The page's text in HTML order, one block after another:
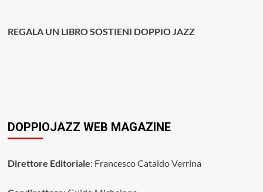
REGALA UN LIBRO SOSTIENI DOPPIO JAZZ
DOPPIOJAZZ WEB MAGAZINE
Direttore Editoriale: Francesco Cataldo Verrina